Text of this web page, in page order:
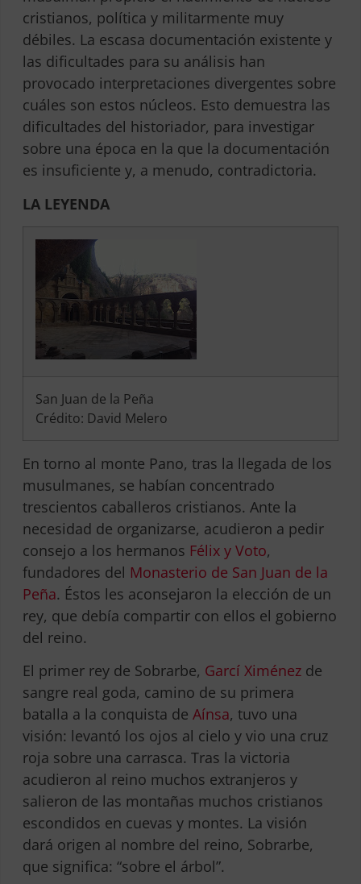
cristianos, política y militarmente muy
débiles. La escasa documentación existente y
las dificultades para su análisis han
provocado interpretaciones divergentes sobre
cuáles son estos núcleos. Esto demuestra las
dificultades del historiador, para investigar
sobre una época en la que la documentación
es insuficiente y, a menudo, contradictoria.
LA LEYENDA
San Juan de la Peña
Crédito: David Melero
En torno al monte Pano, tras la llegada de los
musulmanes, se habían concentrado
trescientos caballeros cristianos. Ante la
necesidad de organizarse, acudieron a pedir
consejo a los hermanos Félix y Voto,
fundadores del Monasterio de San Juan de la
Peña. Éstos les aconsejaron la elección de un
rey, que debía compartir con ellos el gobierno
del reino.
El primer rey de Sobrarbe, Garcí Ximénezde
sangre real goda, camino de su primera
batalla a la conquista de Aínsa, tuvo una
visión: levantó los ojos al cielo y vio una cruz
roja sobre una carrasca. Tras la victoria
acudieron al reino muchos extranjeros y
salieron de las montañas muchos cristianos
escondidos en cuevas y montes. La visión
dará origen al nombre del reino, Sobrarbe,
que significa: “sobre el árbol”.